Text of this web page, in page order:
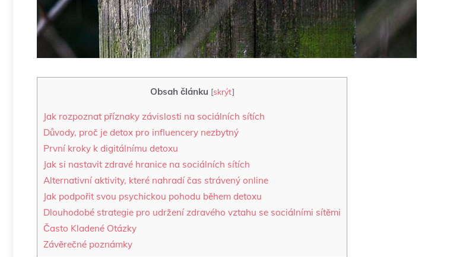
Obsah článku [skrýt]
Jak rozpoznat ‍příznaky závislosti na sociálních sítích
Důvody, proč je detox pro influencery nezbytný
První kroky k digitálnímu detoxu
Jak ​si ⁢nastavit zdravé hranice na sociálních sítích
Alternativní aktivity, ⁢které​ nahradí čas strávený online
Jak podpořit svou psychickou pohodu⁣ během detoxu
Dlouhodobé​ strategie pro udržení ​zdravého vztahu ⁣se sociálními​ sítěmi
Často ⁣Kladené Otázky
Závěrečné poznámky